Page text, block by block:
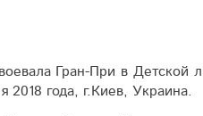
Гран-При в
2018 года, г.Киев, Украина.